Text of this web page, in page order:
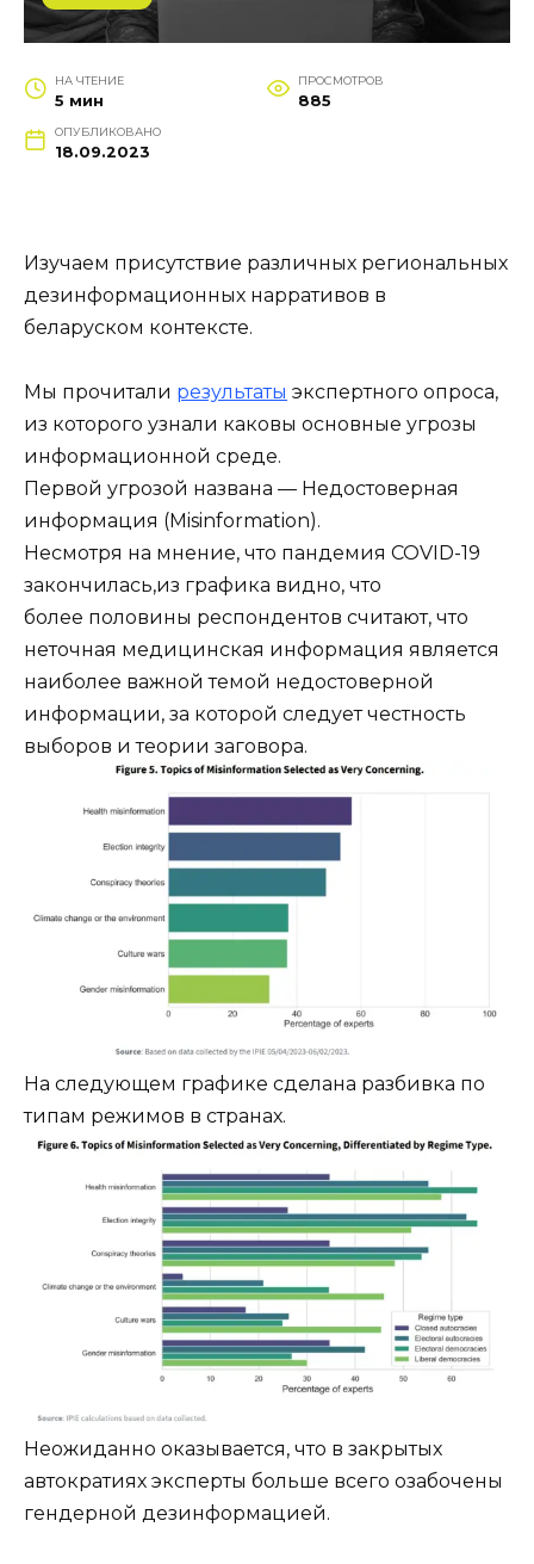
НА ЧТЕНИЕ
5 мин
ПРОСМОТРОВ
885
ОПУБЛИКОВАНО
18.09.2023
Изучаем присутствие различных региональных
дезинформационных нарративов в
беларуском контексте.
Мы прочитали результаты экспертного опроса,
из которого узнали каковы основные угрозы
информационной среде.
Первой угрозой названа — Недостоверная
информация (Misinformation).
Несмотря на мнение, что пандемия COVID-19
закончилась,из графика видно, что
более половины респондентов считают, что
неточная медицинская информация является
наиболее важной темой недостоверной
информации, за которой следует честность
выборов и теории заговора.
На следующем графике сделана разбивка по
типам режимов в странах.
Неожиданно оказывается, что в закрытых
автократиях эксперты больше всего озабочены
гендерной дезинформацией.